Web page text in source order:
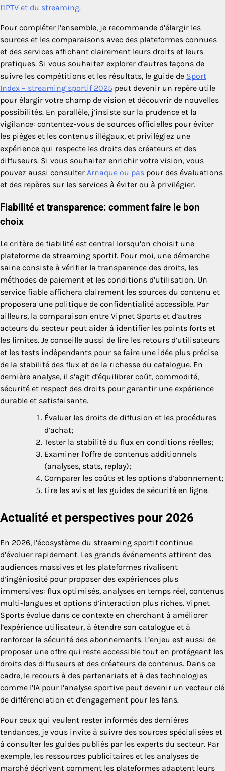
l’IPTV et du streaming.
Pour compléter l’ensemble, je recommande d’élargir les
sources et les comparaisons avec des plateformes connues
et des services affichant clairement leurs droits et leurs
pratiques. Si vous souhaitez explorer d’autres façons de
suivre les compétitions et les résultats, le guide de Sport
Index – streaming sportif 2025 peut devenir un repère utile
pour élargir votre champ de vision et découvrir de nouvelles
possibilités. En parallèle, j’insiste sur la prudence et la
vigilance: contentez-vous de sources officielles pour éviter
les pièges et les contenus illégaux, et privilégiez une
expérience qui respecte les droits des créateurs et des
diffuseurs. Si vous souhaitez enrichir votre vision, vous
pouvez aussi consulter Arnaque ou pas pour des évaluations
et des repères sur les services à éviter ou à privilégier.
Fiabilité et transparence: comment faire le bon
choix
Le critère de fiabilité est central lorsqu’on choisit une
plateforme de streaming sportif. Pour moi, une démarche
saine consiste à vérifier la transparence des droits, les
méthodes de paiement et les conditions d’utilisation. Un
service fiable affichera clairement les sources du contenu et
proposera une politique de confidentialité accessible. Par
ailleurs, la comparaison entre Vipnet Sports et d’autres
acteurs du secteur peut aider à identifier les points forts et
les limites. Je conseille aussi de lire les retours d’utilisateurs
et les tests indépendants pour se faire une idée plus précise
de la stabilité des flux et de la richesse du catalogue. En
dernière analyse, il s’agit d’équilibrer coût, commodité,
sécurité et respect des droits pour garantir une expérience
durable et satisfaisante.
Évaluer les droits de diffusion et les procédures
d’achat;
Tester la stabilité du flux en conditions réelles;
Examiner l’offre de contenus additionnels
(analyses, stats, replay);
Comparer les coûts et les options d’abonnement;
Lire les avis et les guides de sécurité en ligne.
Actualité et perspectives pour 2026
En 2026, l’écosystème du streaming sportif continue
d’évoluer rapidement. Les grands événements attirent des
audiences massives et les plateformes rivalisent
d’ingéniosité pour proposer des expériences plus
immersives: flux optimisés, analyses en temps réel, contenus
multi-langues et options d’interaction plus riches. Vipnet
Sports évolue dans ce contexte en cherchant à améliorer
l’expérience utilisateur, à étendre son catalogue et à
renforcer la sécurité des abonnements. L’enjeu est aussi de
proposer une offre qui reste accessible tout en protégeant les
droits des diffuseurs et des créateurs de contenus. Dans ce
cadre, le recours à des partenariats et à des technologies
comme l’IA pour l’analyse sportive peut devenir un vecteur clé
de différenciation et d’engagement pour les fans.
Pour ceux qui veulent rester informés des dernières
tendances, je vous invite à suivre des sources spécialisées et
à consulter les guides publiés par les experts du secteur. Par
exemple, les ressources publicitaires et les analyses de
marché décrivent comment les plateformes adaptent leurs